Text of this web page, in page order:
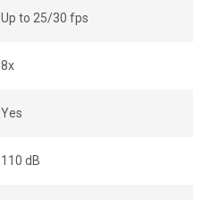
Up to 25/30 fps
8x
Yes
110 dB